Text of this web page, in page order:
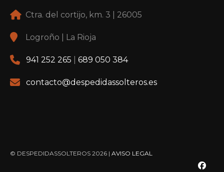
Ctra. del cortijo, km. 3 | 26005
Logroño | La Rioja
941 252 265 689 050 384
contacto@despedidassolteros.es
© DESPEDIDASSOLTEROS 2026 | AVISO LEGAL